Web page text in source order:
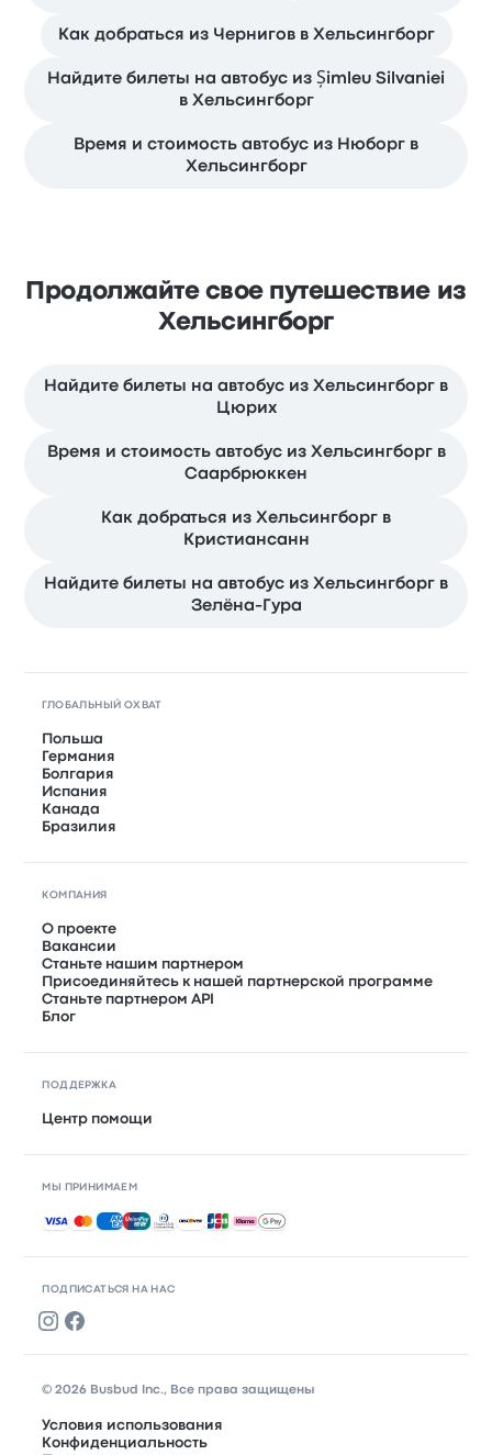
Как добраться из Чернигов в Хельсингборг
Найдите билеты на автобус из Șimleu Silvaniei
в Хельсингборг
Время и стоимость автобус из Нюборг в
Хельсингборг
Продолжайте свое путешествие из
Хельсингборг
Найдите билеты на автобус из Хельсингборг в
Цюрих
Время и стоимость автобус из Хельсингборг в
Саарбрюккен
Как добраться из Хельсингборг в
Кристиансанн
Найдите билеты на автобус из Хельсингборг в
Зелёна-Гура
ПОДПИСАТЬСЯ НА НАС
ГЛОБАЛЬНЫЙ ОХВАТ
Польша
Германия
Болгария
Испания
Канада
Бразилия
КОМПАНИЯ
О проекте
Вакансии
Станьте нашим партнером
Присоединяйтесь к нашей партнерской программе
Станьте партнером API
Блог
ПОДДЕРЖКА
Центр помощи
МЫ ПРИНИМАЕМ
Принимаемые способы оплаты
© 2026 Busbud Inc., Все права защищены
Условия использования
Конфиденциальность